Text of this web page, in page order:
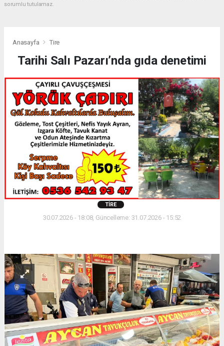
sorumlu tutulamaz.
Anasayfa Tire
Tarihi Salı Pazarı’nda gıda denetimi
TIRE
30.07.2026 - 18:08, Güncelleme: 31.07.2026 - 15:52